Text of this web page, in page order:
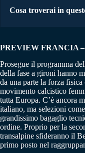
Cosa troverai in
PREVIEW FRANCIA
Prosegue il programma
della fase a gironi hanno
da una parte la forza
movimento calcistico
tutta Europa. C’è ancora
italiano, ma selezioni
grandissimo bagaglio
ordine. Proprio per la
transalpine sfideranno il
primo posto nel